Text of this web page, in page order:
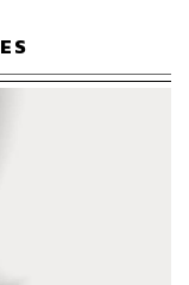
ทรัพย์ ตอบโจทย์
ะหยัด และบริษัทที่
ช่วงที่ Digital
ลุ่มคนรุ่นใหม่
รณ์กับ
สิ่งที่ WeWork ทำ
งสร้างวัฒนธรรม
Business